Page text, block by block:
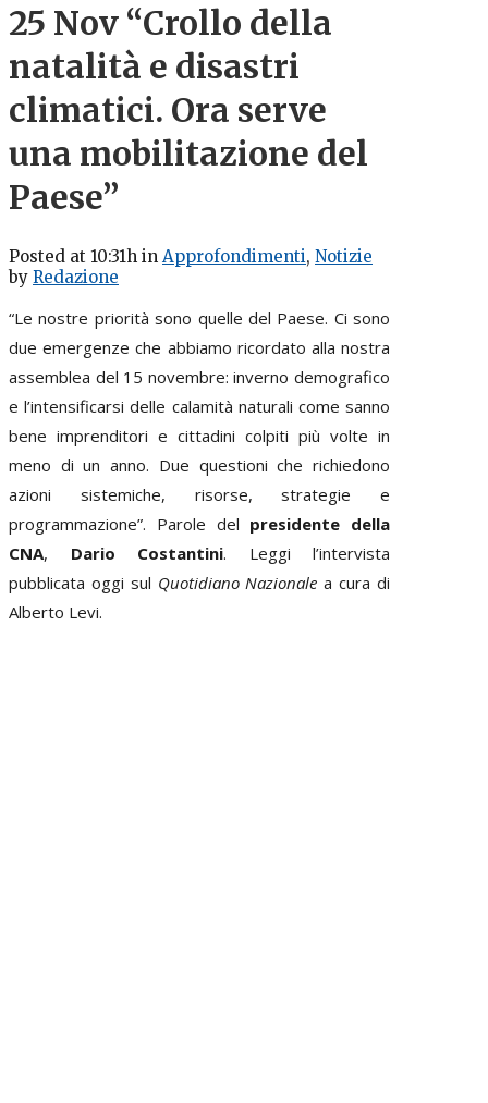
25 Nov “Crollo della
natalità e disastri
climatici. Ora serve
una mobilitazione del
Paese”
Posted at 10:31h in Approfondimenti, Notizie
by Redazione
“Le nostre priorità sono quelle del Paese. Ci sono
due emergenze che abbiamo ricordato alla nostra
assemblea del 15 novembre: inverno demografico
e l’intensificarsi delle calamità naturali come sanno
bene imprenditori e cittadini colpiti più volte in
meno di un anno. Due questioni che richiedono
azioni sistemiche, risorse, strategie e
programmazione”. Parole del presidente della
CNA, Dario Costantini. Leggi l’intervista
pubblicata oggi sul Quotidiano Nazionale a cura di
Alberto Levi.